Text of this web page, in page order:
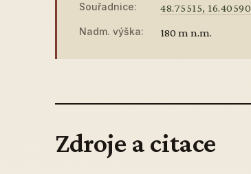
Souřadnice: 48.75515, 16.40590
Nadm. výška: 180 m n.m.
Zdroje a citace